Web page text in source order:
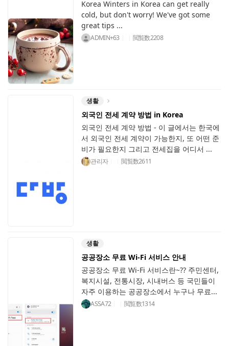
Korea Winters in Korea can get really
cold, but don't worry! We've got some
great tips ...
ADMIN+63 閲覧数2208
생활
외국인 전세 계약 방법 in Korea
외국인 전세 계약 방법 - 이 글에서는 한국에
서 외국인 전세 계약이 가능한지, 또 어떤 준
비가 필요한지 그리고 전세집을 어디서 ...
관리자 閲覧数2611
생활
공공장소 무료 Wi-Fi 서비스 안내
공공장소 무료 Wi-Fi 서비스란~?? 주민센터,
복지시설, 전통시장, 시내버스 등 국민들이
자주 이용하는 공공장소에서 누구나 무료...
ASSA72 閲覧数1314